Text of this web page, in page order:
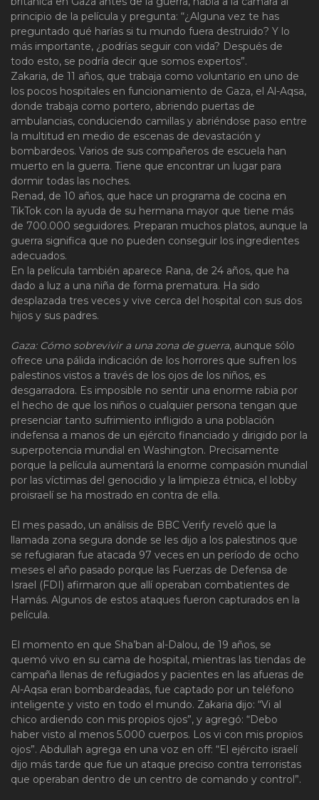
principio de la película y pregunta: “¿Alguna vez te has
preguntado qué harías si tu mundo fuera destruido? Y lo
más importante, ¿podrías seguir con vida? Después de
todo esto, se podría decir que somos expertos”.
Zakaria, de 11 años, que trabaja como voluntario en uno de
los pocos hospitales en funcionamiento de Gaza, el Al-Aqsa,
donde trabaja como portero, abriendo puertas de
ambulancias, conduciendo camillas y abriéndose paso entre
la multitud en medio de escenas de devastación y
bombardeos. Varios de sus compañeros de escuela han
muerto en la guerra. Tiene que encontrar un lugar para
dormir todas las noches.
Renad, de 10 años, que hace un programa de cocina en
TikTok con la ayuda de su hermana mayor que tiene más
de 700.000 seguidores. Preparan muchos platos, aunque la
guerra significa que no pueden conseguir los ingredientes
adecuados.
En la película también aparece Rana, de 24 años, que ha
dado a luz a una niña de forma prematura. Ha sido
desplazada tres veces y vive cerca del hospital con sus dos
hijos y sus padres.
Gaza: Cómo sobrevivir a una zona de guerra, aunque sólo
ofrece una pálida indicación de los horrores que sufren los
palestinos vistos a través de los ojos de los niños, es
desgarradora. Es imposible no sentir una enorme rabia por
el hecho de que los niños o cualquier persona tengan que
presenciar tanto sufrimiento infligido a una población
indefensa a manos de un ejército financiado y dirigido por la
superpotencia mundial en Washington. Precisamente
porque la película aumentará la enorme compasión mundial
por las víctimas del genocidio y la limpieza étnica, el lobby
proisraelí se ha mostrado en contra de ella.
El mes pasado, un análisis de BBC Verify reveló que la
llamada zona segura donde se les dijo a los palestinos que
se refugiaran fue atacada 97 veces en un período de ocho
meses el año pasado porque las Fuerzas de Defensa de
Israel (FDI) afirmaron que allí operaban combatientes de
Hamás. Algunos de estos ataques fueron capturados en la
película.
El momento en que Sha’ban al-Dalou, de 19 años, se
quemó vivo en su cama de hospital, mientras las tiendas de
campaña llenas de refugiados y pacientes en las afueras de
Al-Aqsa eran bombardeadas, fue captado por un teléfono
inteligente y visto en todo el mundo. Zakaria dijo: “Vi al
chico ardiendo con mis propios ojos”, y agregó: “Debo
haber visto al menos 5.000 cuerpos. Los vi con mis propios
ojos”. Abdullah agrega en una voz en off: “El ejército israelí
dijo más tarde que fue un ataque preciso contra terroristas
que operaban dentro de un centro de comando y control”.